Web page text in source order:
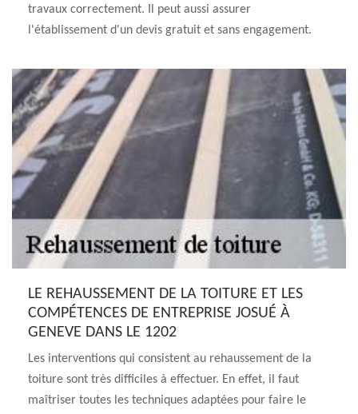
travaux correctement. Il peut aussi assurer
l'établissement d'un devis gratuit et sans engagement.
LE REHAUSSEMENT DE LA TOITURE ET LES
COMPÉTENCES DE ENTREPRISE JOSUÉ À
GENEVE DANS LE 1202
Les interventions qui consistent au rehaussement de la
toiture sont très difficiles à effectuer. En effet, il faut
maîtriser toutes les techniques adaptées pour faire le